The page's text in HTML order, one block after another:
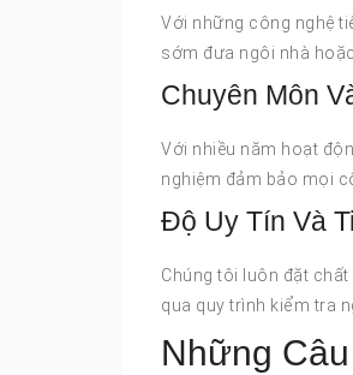
Với những công nghệ
sớm đưa ngôi nhà
Chuyên Môn
Với nhiều năm hoạt
nghiệm đảm bảo mọi
Độ Uy Tín Và
Chúng tôi luôn đặt
qua quy trình kiểm tra
Những